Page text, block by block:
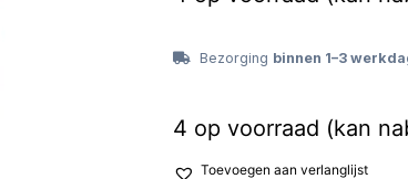
Bezorging binnen 1–3
4 op voorraad (kan
Toevoegen aan verlanglijst